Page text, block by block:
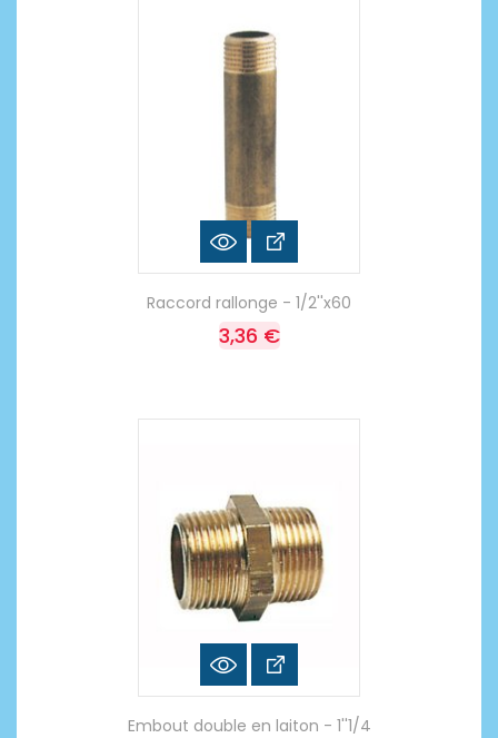
Raccord rallonge - 1/2''x60
3,36 €
Embout double en laiton - 1''1/4